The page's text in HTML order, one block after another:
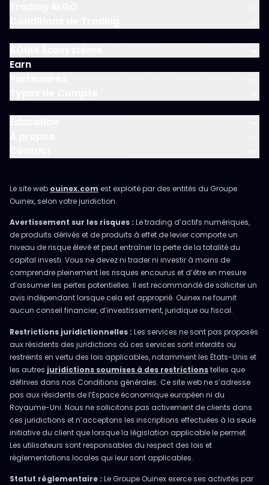
Earn
Le site web ouinex.com est exploité par des entités du Groupe
Ouinex, selon votre juridiction.
Avertissement sur les risques : Le trading d’actifs numériques,
de produits dérivés et de produits à effet de levier comporte un
niveau de risque élevé et peut entraîner la perte de la totalité du
capital investi. Vous ne devez ni trader ni investir à moins de
comprendre pleinement les risques encourus et d’être en mesure
d’assumer les pertes potentielles. Il est recommandé de solliciter un
avis indépendant lorsque cela est approprié. Ouinex ne fournit
aucun conseil financier, d’investissement, juridique ou fiscal.
Restrictions juridictionnelles : Les services ne sont pas proposés
aux résidents des juridictions où ces services sont interdits ou
restreints en vertu des lois applicables, notamment les États-Unis et
les autres juridictions soumises à des restrictionstelles que
définies dans nos Conditions générales. Ce site web ne s’adresse
pas aux résidents de l’Espace économique européen ni du
Royaume-Uni. Nous ne sollicitons pas activement de clients dans
ces juridictions et n’acceptons les inscriptions effectuées à la seule
initiative du client que lorsque la législation applicable le permet.
Les utilisateurs sont responsables du respect des lois et
réglementations locales qui leur sont applicables.
Statut réglementaire : Le Groupe Ouinex exerce ses activités par